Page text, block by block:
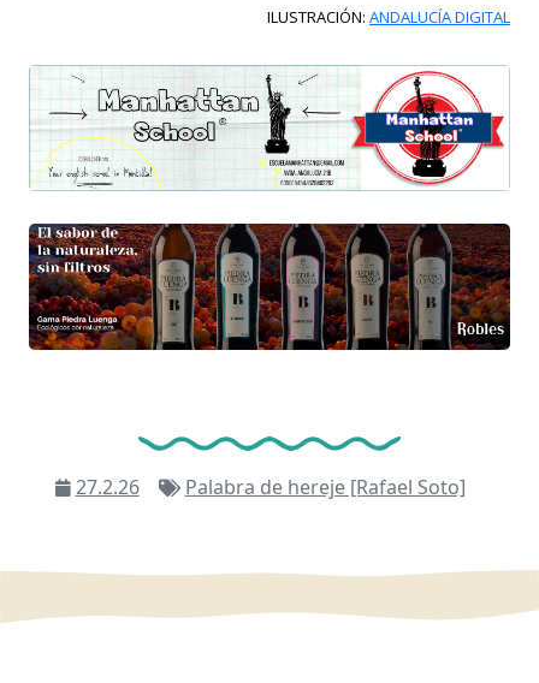
ILUSTRACIÓN: ANDALUCÍA DIGITAL
27.2.26 Palabra de hereje [Rafael Soto]